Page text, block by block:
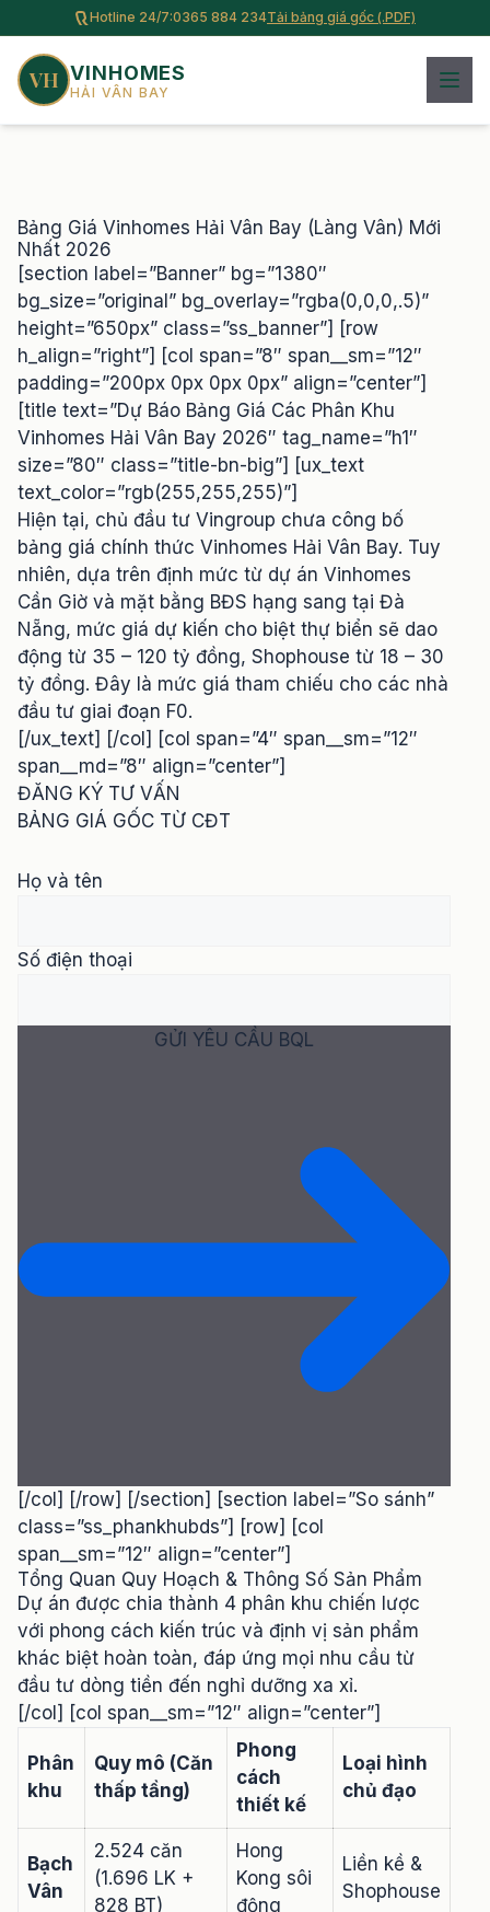
Hotline 24/7:0365 884 234Tải bảng giá gốc (.PDF)
VH VINHOMES
HẢI VÂN BAY
Bảng Giá Vinhomes Hải Vân Bay (Làng Vân) Mới
Nhất 2026
[section label=”Banner” bg=”1380″
bg_size=”original” bg_overlay=”rgba(0,0,0,.5)”
height=”650px” class=”ss_banner”] [row
h_align=”right”] [col span=”8″ span__sm=”12″
padding=”200px 0px 0px 0px” align=”center”]
[title text=”Dự Báo Bảng Giá Các Phân Khu
Vinhomes Hải Vân Bay 2026″ tag_name=”h1″
size=”80″ class=”title-bn-big”] [ux_text
text_color=”rgb(255,255,255)”]
Hiện tại, chủ đầu tư Vingroup chưa công bố
bảng giá chính thức Vinhomes Hải Vân Bay. Tuy
nhiên, dựa trên định mức từ dự án Vinhomes
Cần Giờ và mặt bằng BĐS hạng sang tại Đà
Nẵng, mức giá dự kiến cho biệt thự biển sẽ dao
động từ 35 – 120 tỷ đồng, Shophouse từ 18 – 30
tỷ đồng. Đây là mức giá tham chiếu cho các nhà
đầu tư giai đoạn F0.
[/ux_text] [/col] [col span=”4″ span__sm=”12″
span__md=”8″ align=”center”]
ĐĂNG KÝ TƯ VẤN
BẢNG GIÁ GỐC TỪ CĐT
Họ và tên
Số điện thoại
GỬI YÊU CẦU BQL
[/col] [/row] [/section] [section label=”So sánh”
class=”ss_phankhubds”] [row] [col
span__sm=”12″ align=”center”]
Tổng Quan Quy Hoạch & Thông Số Sản Phẩm
Dự án được chia thành 4 phân khu chiến lược
với phong cách kiến trúc và định vị sản phẩm
khác biệt hoàn toàn, đáp ứng mọi nhu cầu từ
đầu tư dòng tiền đến nghỉ dưỡng xa xỉ.
[/col] [col span__sm=”12″ align=”center”]
Phân
khu
Quy mô (Căn
thấp tầng)
Phong
cách
thiết kế
Loại hình
chủ đạo
Bạch
Vân
2.524 căn
(1.696 LK +
828 BT)
Hong
Kong sôi
động
Liền kề &
Shophouse